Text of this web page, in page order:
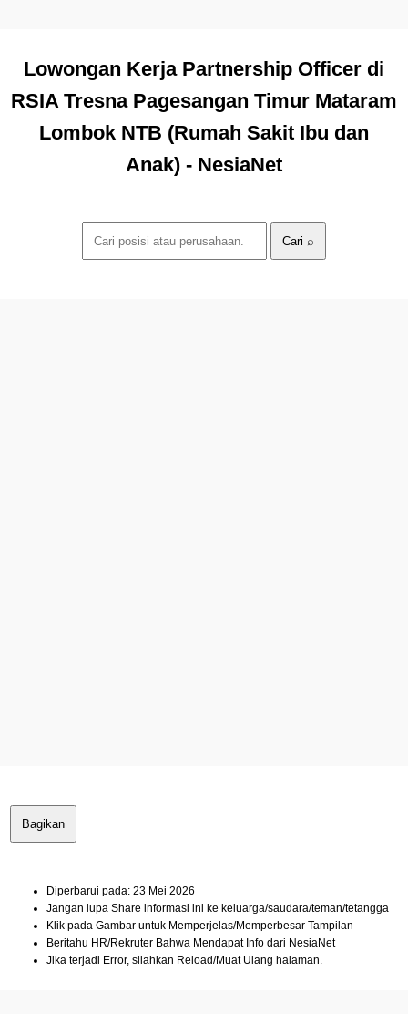
Lowongan Kerja Partnership Officer di
RSIA Tresna Pagesangan Timur Mataram
Lombok NTB (Rumah Sakit Ibu dan
Anak) - NesiaNet
Cari ⌕
Bagikan
Diperbarui pada: 23 Mei 2026
Jangan lupa Share informasi ini ke keluarga/saudara/teman/tetangga
Klik pada Gambar untuk Memperjelas/Memperbesar Tampilan
Beritahu HR/Rekruter Bahwa Mendapat Info dari NesiaNet
Jika terjadi Error, silahkan Reload/Muat Ulang halaman.